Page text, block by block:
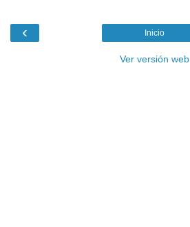
‹ Inicio
Ver versión web